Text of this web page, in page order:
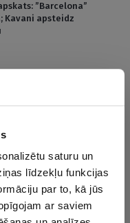
saturu un
līdzekļu funkcijas
par to, kā jūs
ar saviem
”Barcelona”
Kavani apsteidz
atgriežas uz uzvaru
ar fantastiskiem
Lionai uzvaru pār PSG